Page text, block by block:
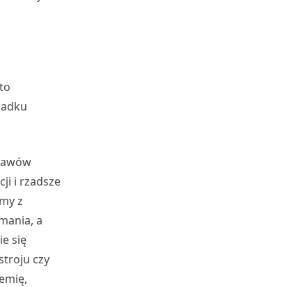
i rzadsze
z
a
się
czy